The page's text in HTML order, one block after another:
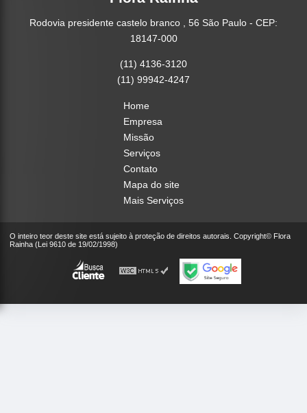
Rodovia presidente castelo branco , 56 São Paulo - CEP:
18147-000
(11) 4136-3120
(11) 99942-4247
Home
Empresa
Missão
Serviços
Contato
Mapa do site
Mais Serviços
O inteiro teor deste site está sujeito à proteção de direitos autorais. Copyright© Flora
Rainha (Lei 9610 de 19/02/1998)